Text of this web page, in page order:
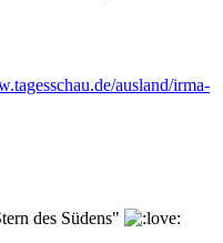
ausland/irma-
des Südens"